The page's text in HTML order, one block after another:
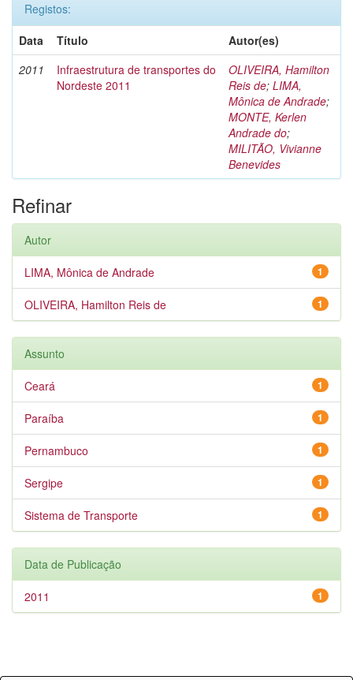
Registos:
Data
Título
Autor(es)
2011
Infraestrutura de transportes do
Nordeste 2011
OLIVEIRA, Hamilton
Reis de; LIMA,
Mônica de Andrade;
MONTE, Kerlen
Andrade do;
MILITÃO, Vivianne
Benevides
Refinar
Autor
1
LIMA, Mônica de Andrade
1
OLIVEIRA, Hamilton Reis de
Assunto
1
Ceará
1
Paraíba
1
Pernambuco
1
Sergipe
1
Sistema de Transporte
Data de Publicação
1
2011